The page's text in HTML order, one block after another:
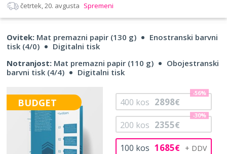
četrtek, 20. avgusta Spremeni
Ovitek: Mat premazni papir (130 g)
Enostranski barvni
tisk (4/0)
Digitalni tisk
Notranjost: Mat premazni papir (110 g)
Obojestranski
barvni tisk (4/4)
Digitalni tisk
BUDGET
100 kos 1685€
200 kos 2355€
-30%
400 kos 2898€
-56%